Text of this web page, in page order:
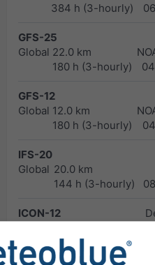
384 h (3-hourly)
GFS-25
Global 22.0 km
180 h (3-hourly)
GFS-12
Global 12.0 km
180 h (3-hourly)
IFS-20
Global 20.0 km
144 h (3-hourly)
ICON-12
180 h (3-
hourly)